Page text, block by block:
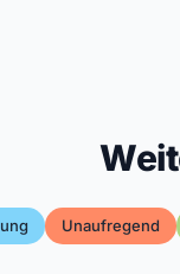
Unaufregend